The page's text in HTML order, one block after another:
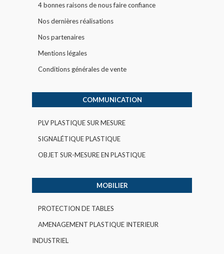
4 bonnes raisons de nous faire confiance
Nos dernières réalisations
Nos partenaires
Mentions légales
Conditions générales de vente
COMMUNICATION
PLV PLASTIQUE SUR MESURE
SIGNALÉTIQUE PLASTIQUE
OBJET SUR-MESURE EN PLASTIQUE
MOBILIER
PROTECTION DE TABLES
AMENAGEMENT PLASTIQUE INTERIEUR
INDUSTRIEL